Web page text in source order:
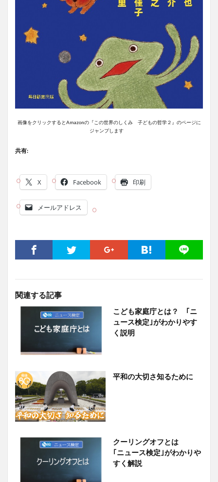
画像をクリックするとAmazonの『この世界のしくみ 子どもの哲学２』のページに
ジャンプします
共有:
X Facebook 印刷
メールアドレス
関連する記事
こども家庭庁とは？ ｢ニ
ュース検定｣がわかりやす
く説明
平和の大切さ知るために
クーリングオフとは
｢ニュース検定｣がわかりや
すく解説